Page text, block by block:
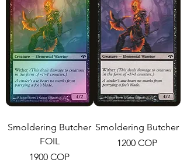
Smoldering Butcher
FOIL
Precio
1900 COP
Smoldering Butcher
Precio
1200 COP